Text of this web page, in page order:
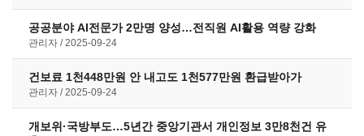
공공분야 AI전문가 2만명 양성…전직원 AI활용 역량 강화
관리자 2025-09-24
건보료 1천448만원 안 내고도 1천577만원 환급받아가
관리자 2025-09-24
개보위·국방부도…5년간 중앙기관서 개인정보 3만8천건 유